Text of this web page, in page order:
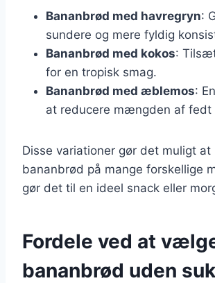
Bananbrød med havregryn:
sundere og mere fyldig
Bananbrød med kokos:
for en tropisk smag.
Bananbrød med æblemos:
at reducere mængden af fedt
Disse variationer gør det muligt at
bananbrød på mange forskellige
gør det til en ideel snack eller
Fordele ved at
bananbrød uden